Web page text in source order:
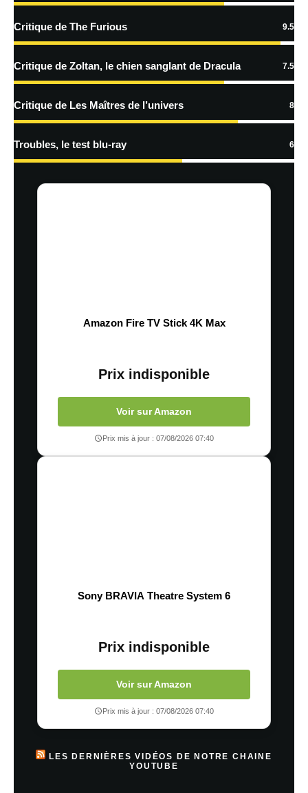
Critique de The Furious 9.5
Critique de Zoltan, le chien sanglant de Dracula 7.5
Critique de Les Maîtres de l’univers 8
Troubles, le test blu-ray 6
Amazon Fire TV Stick 4K Max
Prix indisponible
Voir sur Amazon
Prix mis à jour : 07/08/2026 07:40
Sony BRAVIA Theatre System 6
Prix indisponible
Voir sur Amazon
Prix mis à jour : 07/08/2026 07:40
LES DERNIÈRES VIDÉOS DE NOTRE CHAINE
YOUTUBE